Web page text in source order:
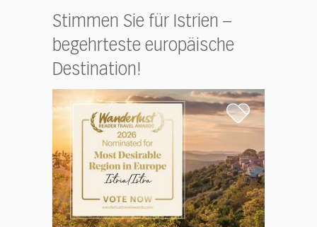
Stimmen Sie für Istrien –
begehrteste europäische
Destination!